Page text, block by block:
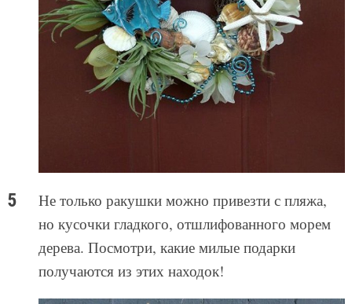
Не только ракушки можно привезти с пляжа,
но кусочки гладкого, отшлифованного морем
дерева. Посмотри, какие милые подарки
получаются из этих находок!